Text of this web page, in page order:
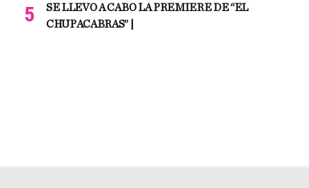
SE LLEVO A CABO LA PREMIERE DE “EL
CHUPACABRAS” |